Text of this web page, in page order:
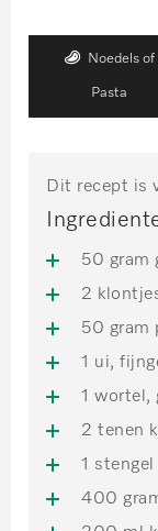
Noedels of
Pasta
Dit recept is
50 gram
2
50 gram
1 ui,
1 wortel,
2 tenen
1
400